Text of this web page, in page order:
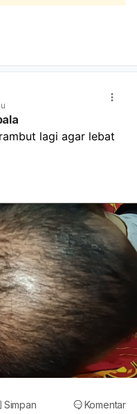
terus berlanjut.
lagi agar lebat
Simpan Komentar